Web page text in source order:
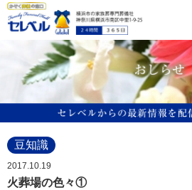
豆知識
2017.10.19
火葬場の色々①